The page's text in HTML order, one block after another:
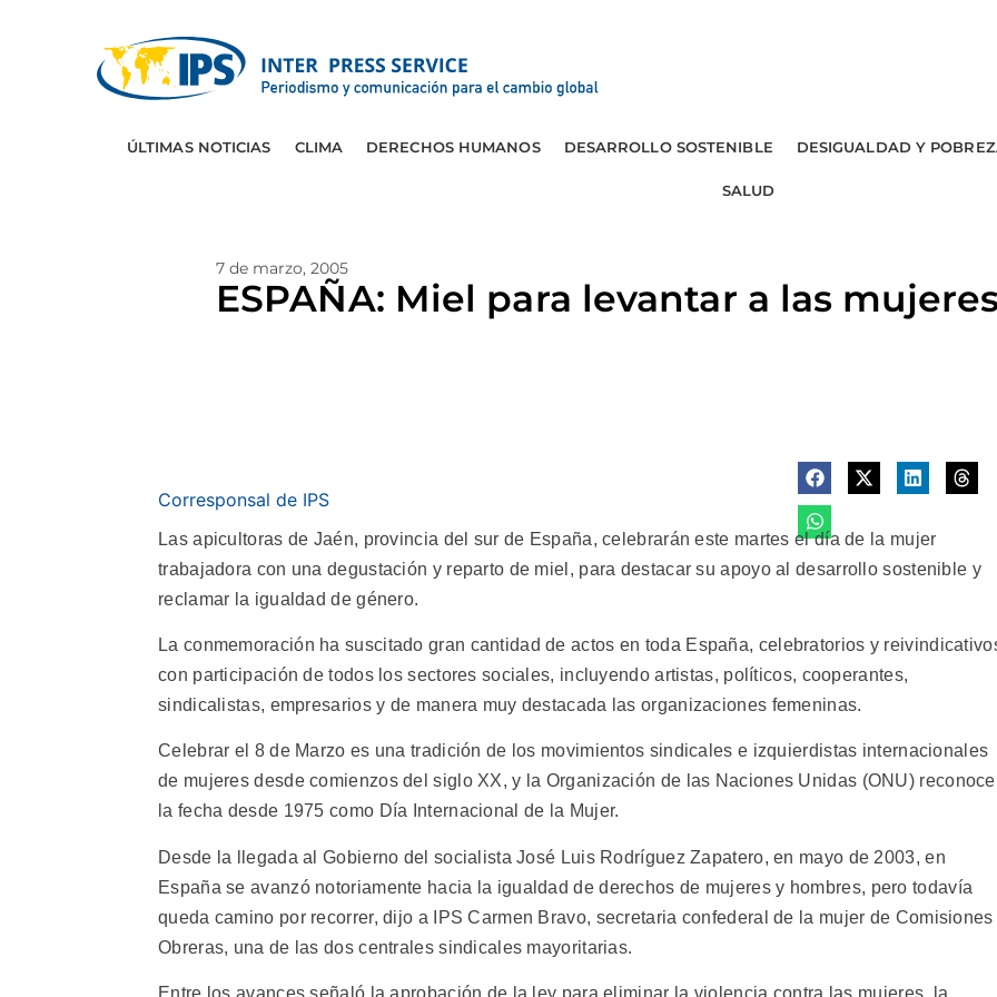
ÚLTIMAS NOTICIAS CLIMA DERECHOS HUMANOS DESARROLLO SOSTENIBLE DESIGUALDAD Y
SALUD
7 de marzo, 2005
ESPAÑA: Miel para levantar a las
Corresponsal de IPS
Las apicultoras de Jaén, provincia del sur de España, celebrarán este martes el día de la mujer
trabajadora con una degustación y reparto de miel, para destacar su apoyo al desarrollo sostenible y
reclamar la igualdad de género.
La conmemoración ha suscitado gran cantidad de actos en toda España, celebratorios y
con participación de todos los sectores sociales, incluyendo artistas, políticos, cooperantes,
sindicalistas, empresarios y de manera muy destacada las organizaciones femeninas.
Celebrar el 8 de Marzo es una tradición de los movimientos sindicales e izquierdistas internacionales
de mujeres desde comienzos del siglo XX, y la Organización de las Naciones Unidas (ONU) reconoce
la fecha desde 1975 como Día Internacional de la Mujer.
Desde la llegada al Gobierno del socialista José Luis Rodríguez Zapatero, en mayo de 2003, en
España se avanzó notoriamente hacia la igualdad de derechos de mujeres y hombres, pero todavía
queda camino por recorrer, dijo a IPS Carmen Bravo, secretaria confederal de la mujer de Comisiones
Obreras, una de las dos centrales sindicales mayoritarias.
Entre los avances señaló la aprobación de la ley para eliminar la violencia contra las mujeres, la